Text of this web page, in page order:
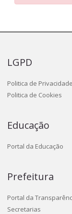
LGPD
Politica de Privacidade
Politica de Cookies
Educação
Portal da Educação
Prefeitura
Portal da
Secretarias